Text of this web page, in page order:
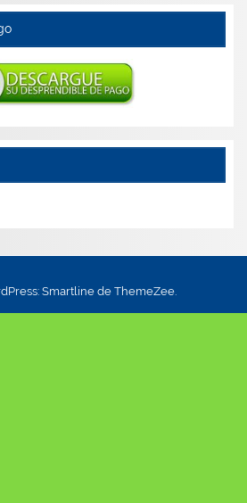
Smartline de ThemeZee.